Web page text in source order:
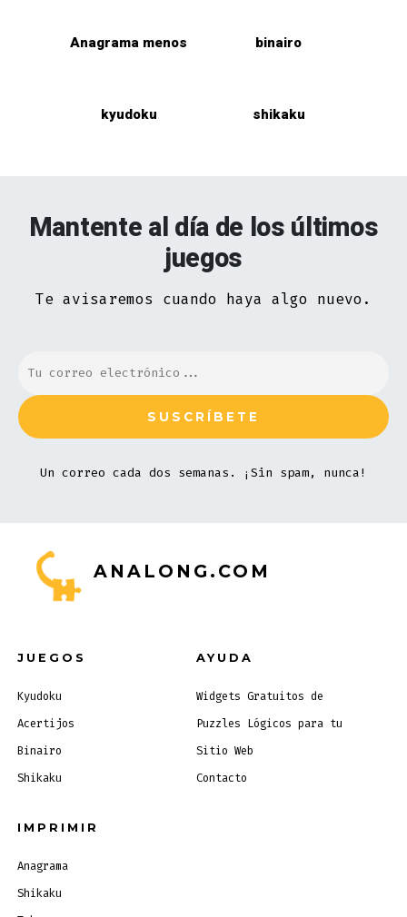
Anagrama menos binairo
kyudoku shikaku
Mantente al día de los últimos
juegos
Te avisaremos cuando haya algo nuevo.
Un correo cada dos semanas. ¡Sin spam, nunca!
ANALONG.COM
JUEGOS
Kyudoku
Acertijos
Binairo
Shikaku
AYUDA
Widgets Gratuitos de
Puzzles Lógicos para tu
Sitio Web
Contacto
IMPRIMIR
Anagrama
Shikaku